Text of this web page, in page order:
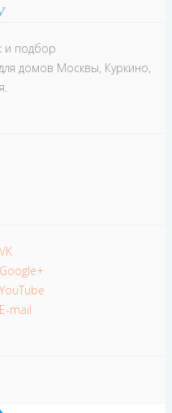
и подбор
домов Москвы, Куркино,